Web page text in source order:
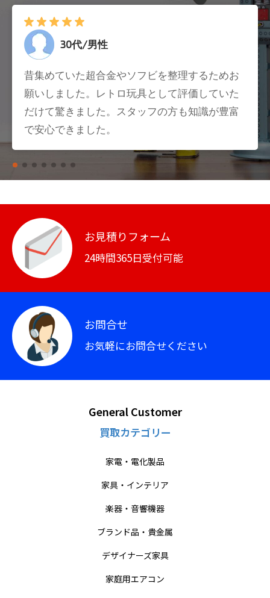
30代/男性
昔集めていた超合金やソフビを整理するためお
願いしました。レトロ玩具として評価していた
だけて驚きました。スタッフの方も知識が豊富
で安心できました。
お見積りフォーム
24時間365日受付可能
お問合せ
お気軽にお問合せください
General Customer
買取カテゴリー
家電・電化製品
家具・インテリア
楽器・音響機器
ブランド品・貴金属
デザイナーズ家具
家庭用エアコン